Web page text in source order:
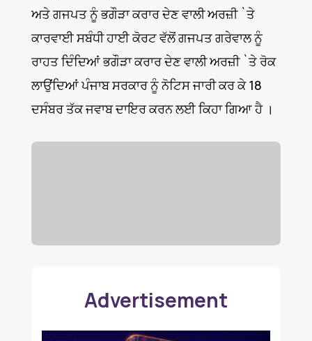
ਅਤੇ ਗਜਪਤ ਨੂੰ ਭਗੌੜਾ ਕਰਾਰ ਦੇਣ ਵਾਲੀ ਅਰਜ਼ੀ `ਤੇ
ਕਾਰਵਾਈ ਸਬੰਧੀ ਹਾਈ ਕੋਰਟ ਵੱਲੋਂ ਗਜਪਤ ਗਰੇਵਾਲ ਨੂੰ
ਰਾਹਤ ਦਿੰਦਿਆਂ ਭਗੌੜਾ ਕਰਾਰ ਦੇਣ ਵਾਲੀ ਅਰਜ਼ੀ `ਤੇ ਰੋਕ
ਲਾਉਂਦਿਆਂ ਪੰਜਾਬ ਸਰਕਾਰ ਨੂੰ ਨੋਟਿਸ ਜਾਰੀ ਕਰ ਕੇ 18
ਦਸੰਬਰ ਤੱਕ ਜਵਾਬ ਦਾਇਰ ਕਰਨ ਲਈ ਕਿਹਾ ਗਿਆ ਹੈ ।
Advertisement